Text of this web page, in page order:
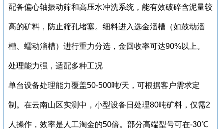
配备偏心轴振动筛和高压水冲洗系统，能有效破碎含泥量较
高的矿料，防止筛孔堵塞。细料进入选金溜槽（如鼓动溜
槽、蠕动溜槽）进行重力分选，金回收率可达‌90%以上‌。
‌处理能力强，适配多种工况‌
单台设备处理能力覆盖‌50-500吨/天‌，可根据客户需求定
制。在云南山区实测中，小型设备日处理80吨矿料，仅需2
人操作，效率是人工淘金的50倍。部分高端型号可在-30℃